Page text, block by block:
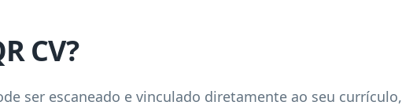
CV?
ser escaneado e vinculado diretamente ao seu currículo,